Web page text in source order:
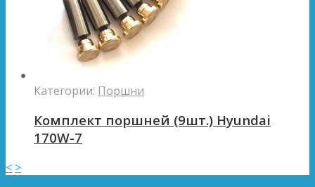
Категории: Поршни
Комплект поршней (9шт.) Hyundai
170W-7
< >